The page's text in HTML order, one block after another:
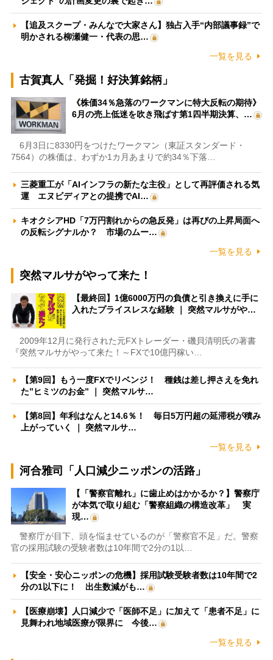
【追及スクープ・みんなで大家さん】独占入手“内部議事録”で
明かされる柳瀬健一・代表の思…
一覧を見る
古賀真人「発掘！好決算銘柄」
《株価34％急落のワークマンに特大反転の期待》
6月の売上低迷を吹き飛ばす第1四半期決算、…
6月3日に8330円をつけたワークマン（東証スタンダード・
7564）の株価は、わずか1カ月あまりで約34％下落…
三菱重工が「AIインフラの新たな主役」として再評価される気
運 エヌビディアとの提携でAI…
キオクシアHD「7万円割れからの急反発」は再びの上昇局面へ
の反転シグナルか？ 市場のムー…
一覧を見る
突然マルサがやって来た！
【最終回】1億6000万円の負債と引き換えに手に
入れたプライスレスな経験 ｜ 突然マルサがや…
2009年12月に発行された元FXトレーダー・磯貝清明氏の著書
『突然マルサがやって来た！～FXで10億円稼い…
【第9回】もう一度FXでリベンジ！ 種銭は差し押さえを免れ
た”ヒミツのお金” ｜ 突然マルサ…
【第8回】年利はなんと14.6％！ 毎日5万円超の延滞税が積み
上がっていく ｜ 突然マルサ…
一覧を見る
河合雅司「人口減少ニッポンの活路」
【「警察官離れ」に歯止めはかかるか？】警察庁
が本気で取り組む「警察組織の構造改革」 実
現…
警察庁が目下、頭を悩ませているのが「警察官不足」だ。警察
官の採用試験の受験者数は10年間で2分の1以…
【安全・安心ニッポンの危機】採用試験受験者数は10年間で2
分の1以下に！ 出生数減がも…
【医療崩壊】人口減少で「医師不足」に加えて「患者不足」に
見舞われ地域医療が限界に 今後…
一覧を見る